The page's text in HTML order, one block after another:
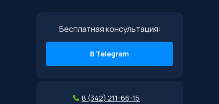
Бесплатная консультация:
В Telegram
8 (342) 211-66-15